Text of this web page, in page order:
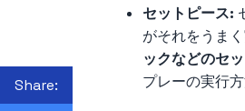
セットピース:
がそれをうま
ックなどのセ
プレーの実行
Share: